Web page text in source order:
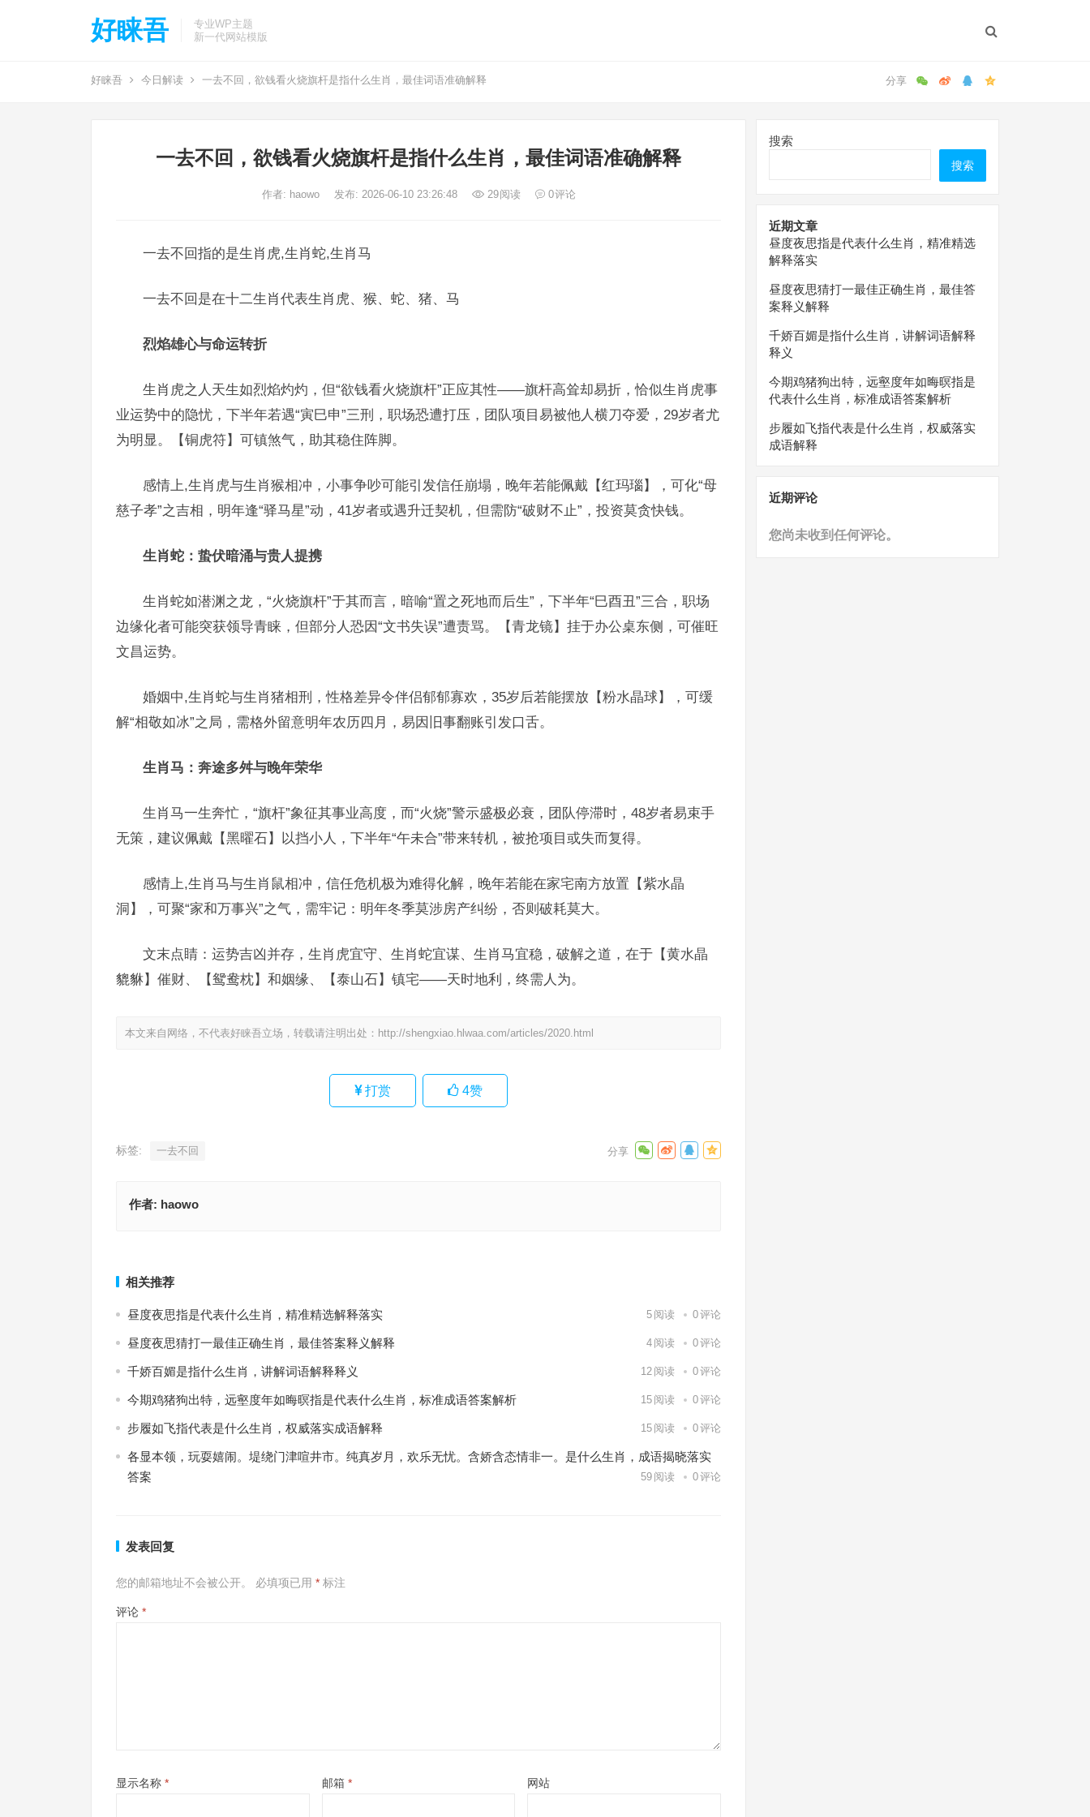
好睐吾
专业WP主题
新一代网站模版
好睐吾 今日解读 一去不回，欲钱看火烧旗杆是指什么生肖，最佳词语准确解释
一去不回，欲钱看火烧旗杆是指什么生肖，最佳词语准确解释
作者: haowo 发布: 2026-06-10 23:26:48 29阅读 0评论
一去不回指的是生肖虎,生肖蛇,生肖马
一去不回是在十二生肖代表生肖虎、猴、蛇、猪、马
烈焰雄心与命运转折
生肖虎之人天生如烈焰灼灼，但“欲钱看火烧旗杆”正应其性——旗杆高耸却易折，恰似生肖虎事
业运势中的隐忧，下半年若遇“寅巳申”三刑，职场恐遭打压，团队项目易被他人横刀夺爱，29岁者尤
为明显。【铜虎符】可镇煞气，助其稳住阵脚。
感情上,生肖虎与生肖猴相冲，小事争吵可能引发信任崩塌，晚年若能佩戴【红玛瑙】，可化“母
慈子孝”之吉相，明年逢“驿马星”动，41岁者或遇升迁契机，但需防“破财不止”，投资莫贪快钱。
生肖蛇：蛰伏暗涌与贵人提携
生肖蛇如潜渊之龙，“火烧旗杆”于其而言，暗喻“置之死地而后生”，下半年“巳酉丑”三合，职场
边缘化者可能突获领导青睐，但部分人恐因“文书失误”遭责骂。【青龙镜】挂于办公桌东侧，可催旺
文昌运势。
婚姻中,生肖蛇与生肖猪相刑，性格差异令伴侣郁郁寡欢，35岁后若能摆放【粉水晶球】，可缓
解“相敬如冰”之局，需格外留意明年农历四月，易因旧事翻账引发口舌。
生肖马：奔途多舛与晚年荣华
生肖马一生奔忙，“旗杆”象征其事业高度，而“火烧”警示盛极必衰，团队停滞时，48岁者易束手
无策，建议佩戴【黑曜石】以挡小人，下半年“午未合”带来转机，被抢项目或失而复得。
感情上,生肖马与生肖鼠相冲，信任危机极为难得化解，晚年若能在家宅南方放置【紫水晶
洞】，可聚“家和万事兴”之气，需牢记：明年冬季莫涉房产纠纷，否则破耗莫大。
文末点睛：运势吉凶并存，生肖虎宜守、生肖蛇宜谋、生肖马宜稳，破解之道，在于【黄水晶
貔貅】催财、【鸳鸯枕】和姻缘、【泰山石】镇宅——天时地利，终需人为。
本文来自网络，不代表好睐吾立场，转载请注明出处： http://shengxiao.hlwaa.com/articles/2020.html
打赏 4赞
标签: 一去不回
作者: haowo
相关推荐
昼度夜思指是代表什么生肖，精准精选解释落实 5 阅读 0评论
昼度夜思猜打一最佳正确生肖，最佳答案释义解释 4 阅读 0评论
千娇百媚是指什么生肖，讲解词语解释释义 12 阅读 0评论
今期鸡猪狗出特，远壑度年如晦暝指是代表什么生肖，标准成语答案解析 15 阅读 0评论
步履如飞指代表是什么生肖，权威落实成语解释 15 阅读 0评论
各显本领，玩耍嬉闹。堤绕门津喧井市。纯真岁月，欢乐无忧。含娇含态情非一。是什么生肖，成语揭晓落实
答案
59 阅读 0评论
发表回复
您的邮箱地址不会被公开。 必填项已用 * 标注
评论 *
显示名称 * 邮箱 * 网站
搜索
搜索
近期文章
昼度夜思指是代表什么生肖，精准精选
解释落实
昼度夜思猜打一最佳正确生肖，最佳答
案释义解释
千娇百媚是指什么生肖，讲解词语解释
释义
今期鸡猪狗出特，远壑度年如晦暝指是
代表什么生肖，标准成语答案解析
步履如飞指代表是什么生肖，权威落实
成语解释
近期评论
您尚未收到任何评论。